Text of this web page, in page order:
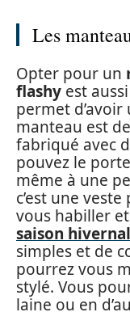
Les
Opter pour un
flashy est
permet
manteau est
fabriqué avec
pouvez le
même à une
c’est une
vous habiller et
saison
simples et de
pourrez vous
stylé. Vous
laine ou en